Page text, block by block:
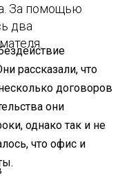
За помощью
два
рассказали, что
договоров
они
однако так и не
что офис и